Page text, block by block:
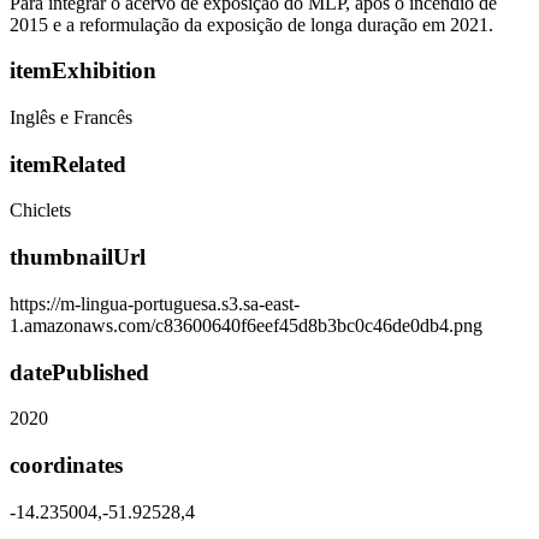
2015 e a reformulação da exposição de longa duração em 2021.
itemExhibition
Inglês e Francês
itemRelated
Chiclets
thumbnailUrl
https://m-lingua-portuguesa.s3.sa-east-
1.amazonaws.com/c83600640f6eef45d8b3bc0c46de0db4.png
datePublished
2020
coordinates
-14.235004,-51.92528,4